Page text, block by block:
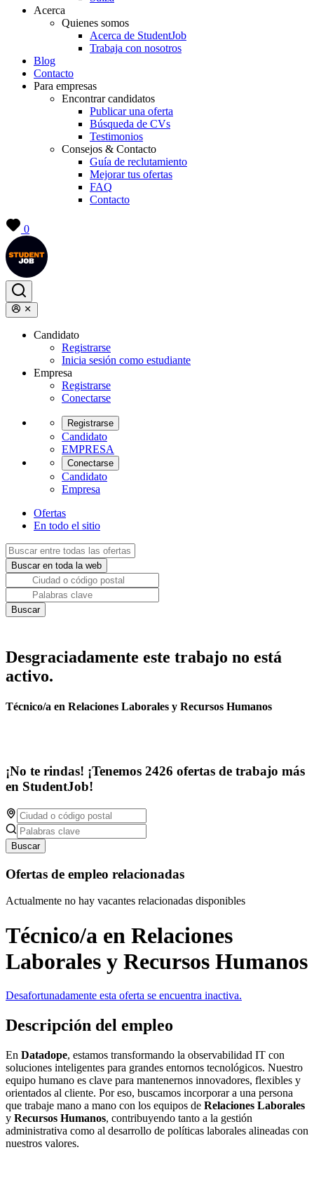
Acerca
Quienes somos
Acerca de StudentJob
Trabaja con nosotros
Blog
Contacto
Para empresas
Encontrar candidatos
Publicar una oferta
Búsqueda de CVs
Testimonios
Consejos & Contacto
Guía de reclutamiento
Mejorar tus ofertas
FAQ
Contacto
0
Candidato
Registrarse
Inicia sesión como estudiante
Empresa
Registrarse
Conectarse
Registrarse
Candidato
EMPRESA
Conectarse
Candidato
Empresa
Ofertas
En todo el sitio
Desgraciadamente este trabajo no está
activo.
Técnico/a en Relaciones Laborales y Recursos Humanos
¡No te rindas! ¡Tenemos 2426 ofertas de trabajo más
en StudentJob!
Buscar
Ofertas de empleo relacionadas
Actualmente no hay vacantes relacionadas disponibles
Técnico/a en Relaciones
Laborales y Recursos Humanos
Desafortunadamente esta oferta se encuentra inactiva.
Descripción del empleo
En Datadope, estamos transformando la observabilidad IT con
soluciones inteligentes para grandes entornos tecnológicos. Nuestro
equipo humano es clave para mantenernos innovadores, flexibles y
orientados al cliente. Por eso, buscamos incorporar a una persona
que trabaje mano a mano con los equipos de Relaciones Laborales
y Recursos Humanos, contribuyendo tanto a la gestión
administrativa como al desarrollo de políticas laborales alineadas con
nuestros valores.